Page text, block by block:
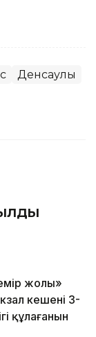
Денсаулық
жолы»
кешені 3-
құлағанын